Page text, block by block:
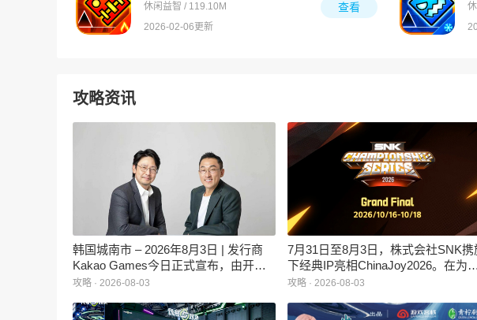
休闲益智 / 119.10M
2026-02-06更新
查看
攻略资讯
韩国城南市 – 2026年8月3日 | 发行商
Kakao Games今日正式宣布，由开发
工作室XL Games打造的全新PC
攻略 · 2026-08-03
7月31日至8月3日，株式会社SNK携
下经典IP亮相ChinaJoy2026。在为玩
家打造沉浸式游戏体验的同时，现场
选手WBG | XingChen获《拳皇15》
攻略 · 2026-08-03